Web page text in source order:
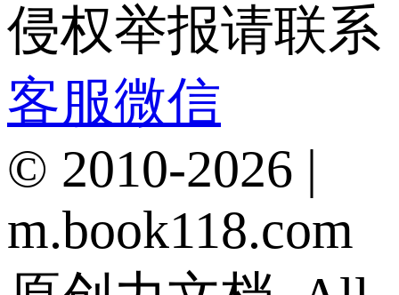
侵权举报请联系
客服微信
© 2010-2026 |
m.book118.com